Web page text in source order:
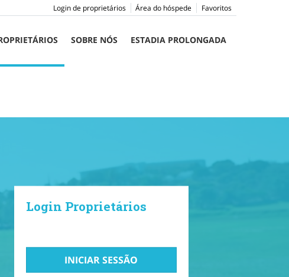
Favoritos
Área do hóspede
Login de proprietários
SOBRE NÓS ESTADIA PROLONGADA
Login Proprietários